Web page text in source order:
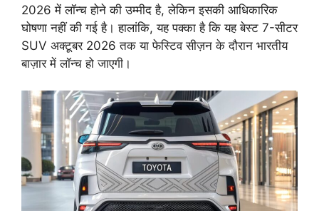
2026 में लॉन्च होने की उम्मीद है, लेकिन इसकी आधिकारिक
घोषणा नहीं की गई है। हालांकि, यह पक्का है कि यह बेस्ट 7-सीटर
SUV अक्टूबर 2026 तक या फेस्टिव सीज़न के दौरान भारतीय
बाज़ार में लॉन्च हो जाएगी।